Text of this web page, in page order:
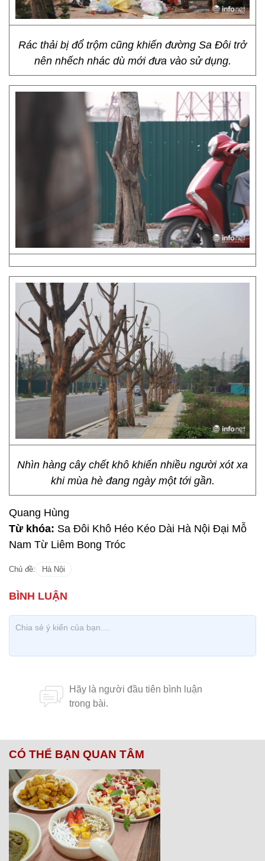
Rác thải bị đổ trộm cũng khiến đường Sa Đôi trở
nên nhếch nhác dù mới đưa vào sử dụng.
Nhìn hàng cây chết khô khiến nhiều người xót xa
khi mùa hè đang ngày một tới gần.
Quang Hùng
Từ khóa: Sa Đôi Khô Héo Kéo Dài Hà Nội Đại Mỗ
Nam Từ Liêm Bong Tróc
Chủ đề: Hà Nội
CÓ THỂ BẠN QUAN TÂM